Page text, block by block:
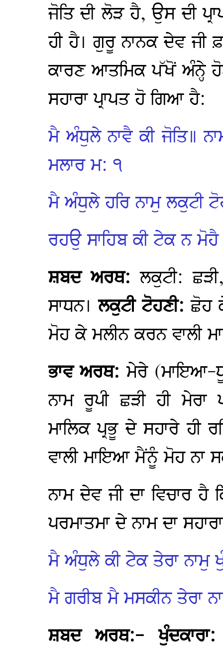
ਜੋਤਿ ਦੀ ਲੋੜ ਹੈ, ਉਸ ਦੀ
ਹੀ ਹੈ। ਗੁਰੂ ਨਾਨਕ ਦੇਵ ਜੀ
ਕਾਰਣ ਆਤਮਿਕ ਪੱਖੋਂ ਅੰਨ੍ਹੇ
ਸਹਾਰਾ ਪ੍ਰਾਪਤ ਹੋ ਗਿਆ ਹੈ:
ਮੈ ਅੰਧੁਲੇ ਨਾਵੈ ਕੀ ਜੋਤਿ॥
ਮਲਾਰ ਮ: ੧
ਮੈ ਅੰਧੁਲੇ ਹਰਿ ਨਾਮੁ ਲਕੁਟੀ
ਰਹਉ ਸਾਹਿਬ ਕੀ ਟੇਕ ਨ
ਸ਼ਬਦ ਅਰਥ:ਲਕੁਟੀ:
ਸਾਧਨ।ਲਕੁਟੀ ਟੋਹਣੀ:ਛੋਹ
ਮੋਹ ਕੇ ਮਲੀਨ ਕਰਨ ਵਾਲੀ
ਭਾਵ ਅਰਥ:ਮੇਰੇ (ਮਾਇਆ-
ਨਾਮ ਰੂਪੀ ਛੜੀ ਹੀ
ਮਾਲਿਕ ਪ੍ਰਭੂ ਦੇ ਸਹਾਰੇ ਹੀ
ਵਾਲੀ ਮਾਇਆ ਮੈਂਨੂੰ ਮੋਹ ਨਾ
ਨਾਮ ਦੇਵ ਜੀ ਦਾ ਵਿਚਾਰ
ਪਰਮਾਤਮਾ ਦੇ ਨਾਮ ਦਾ
ਮੈ ਅੰਧੁਲੇ ਕੀ ਟੇਕ ਤੇਰਾ ਨਾਮੁ
ਮੈ ਗਰੀਬ ਮੈ ਮਸਕੀਨ ਤੇਰਾ
ਸ਼ਬਦ ਅਰਥ:-